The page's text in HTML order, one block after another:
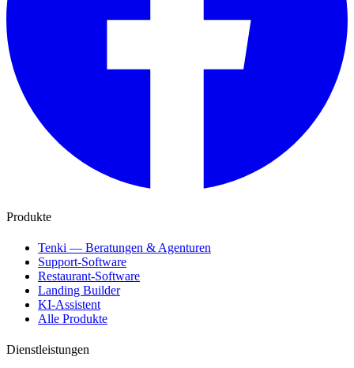
Produkte
Tenki — Beratungen & Agenturen
Support-Software
Restaurant-Software
Landing Builder
KI-Assistent
Alle Produkte
Dienstleistungen